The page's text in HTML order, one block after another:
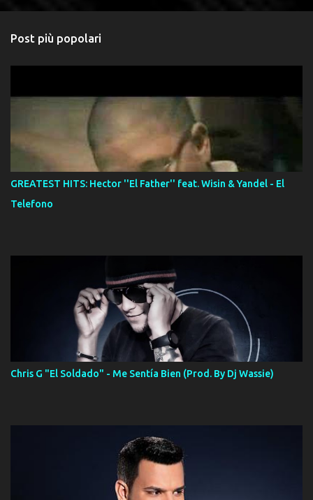
Post più popolari
GREATEST HITS: Hector ''El Father'' feat. Wisin & Yandel - El
Telefono
Chris G "El Soldado" - Me Sentía Bien (Prod. By Dj Wassie)